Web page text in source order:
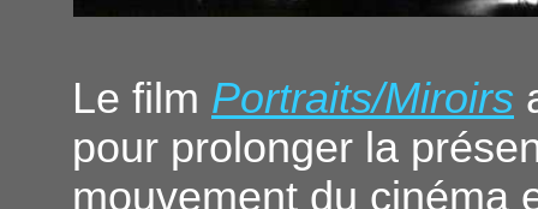
Le film Portraits/Miroirs
pour prolonger la
mouvement du cinéma